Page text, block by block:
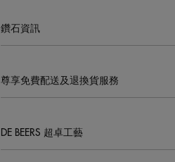
鑽石資訊
尊享免費配送及退換貨服務
DE BEERS 超卓工藝